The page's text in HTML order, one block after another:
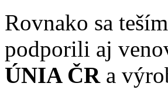
Rovnako sa
podporili aj
ÚNIA ČRa